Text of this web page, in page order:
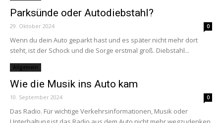
Parksünde oder Autodiebstahl?
29. Oktober 2024 0
Wenn du dein Auto geparkt hast und es später nicht mehr dort
steht, ist der Schock und die Sorge erstmal groß. Diebstahl...
Allgemein
Wie die Musik ins Auto kam
10. September 2024 0
Das Radio. Für wichtige Verkehrsinformationen, Musik oder